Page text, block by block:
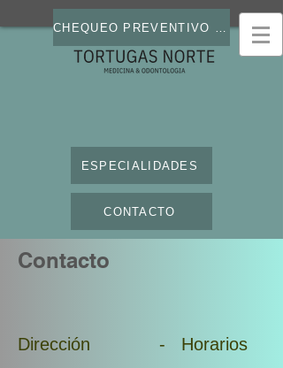
INICIO
MEDICOS
ESPECIALIDADES
CONTACTO
Contacto
Dirección - Horarios